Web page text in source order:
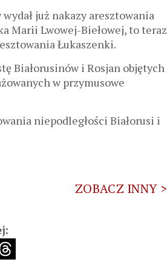
już nakazy aresztowania
Marii Lwowej-Biełowej, to teraz
Łukaszenki.
Białorusinów i Rosjan objętych
w przymusowe
niepodległości Białorusi i
ZOBACZ INNY >